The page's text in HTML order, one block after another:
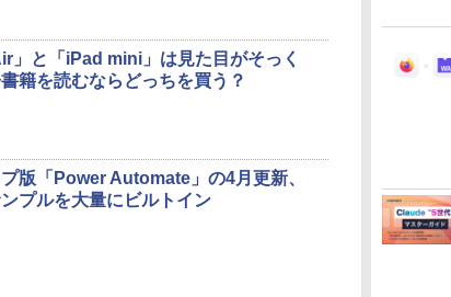
」と「iPad mini」は見た目がそっく
籍を読むならどっちを買う？
版「Power Automate」の4月更新、
プルを大量にビルトイン